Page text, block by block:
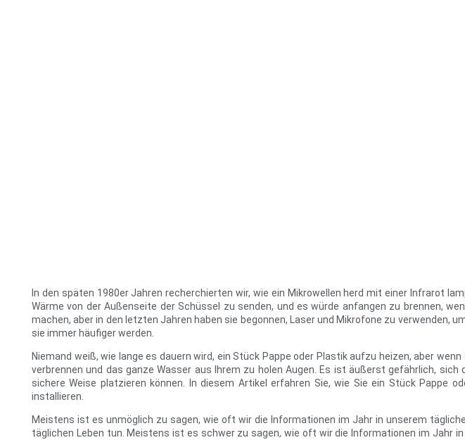
In den späten 1980er Jahren recherchierten wir, wie ein Mikrowellen herd mit einer Infrarot
Wärme von der Außenseite der Schüssel zu senden, und es würde anfangen zu brennen,
machen, aber in den letzten Jahren haben sie begonnen, Laser und Mikrofone zu verwenden,
sie immer häufiger werden.
Niemand weiß, wie lange es dauern wird, ein Stück Pappe oder Plastik aufzu heizen, aber
verbrennen und das ganze Wasser aus Ihrem zu holen Augen. Es ist äußerst gefährlich,
sichere Weise platzieren können. In diesem Artikel erfahren Sie, wie Sie ein Stück Pappe
installieren.
Meistens ist es unmöglich zu sagen, wie oft wir die Informationen im Jahr in unserem
täglichen Leben tun. Meistens ist es schwer zu sagen, wie oft wir die Informationen im Jahr